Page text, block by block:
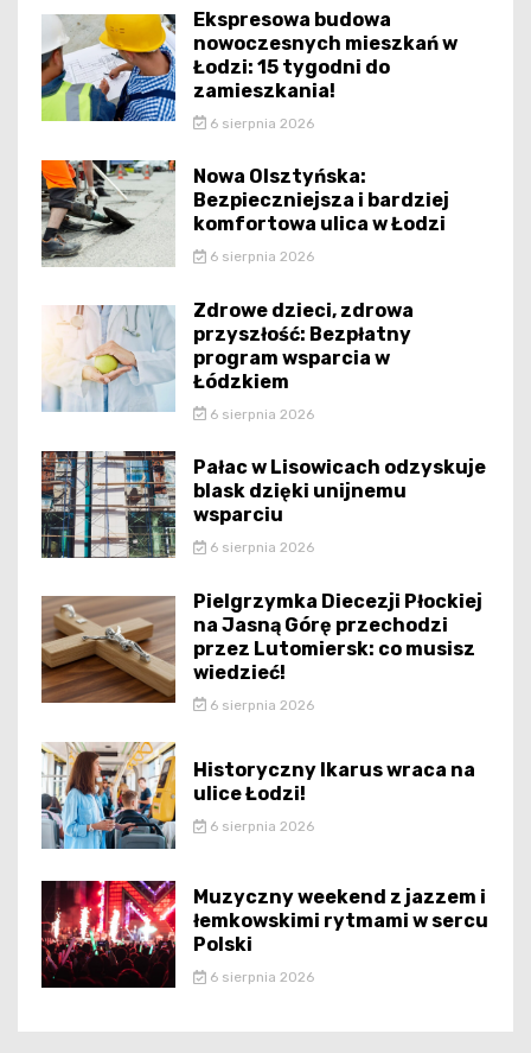
Ekspresowa budowa
nowoczesnych mieszkań w
Łodzi: 15 tygodni do
zamieszkania!
6 sierpnia 2026
Nowa Olsztyńska:
Bezpieczniejsza i bardziej
komfortowa ulica w Łodzi
6 sierpnia 2026
Zdrowe dzieci, zdrowa
przyszłość: Bezpłatny
program wsparcia w
Łódzkiem
6 sierpnia 2026
Pałac w Lisowicach odzyskuje
blask dzięki unijnemu
wsparciu
6 sierpnia 2026
Pielgrzymka Diecezji Płockiej
na Jasną Górę przechodzi
przez Lutomiersk: co musisz
wiedzieć!
6 sierpnia 2026
Historyczny Ikarus wraca na
ulice Łodzi!
6 sierpnia 2026
Muzyczny weekend z jazzem i
łemkowskimi rytmami w sercu
Polski
6 sierpnia 2026